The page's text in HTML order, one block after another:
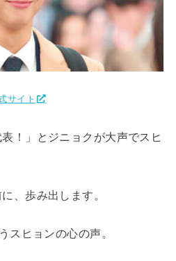
サイト
表！」とジニョクが大声でスヒ
、歩み出します。
スヒョンの心の声。